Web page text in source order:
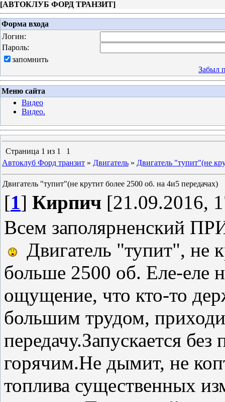
[АВТОКЛУБ ФОРД ТРАНЗИТ]
Форма входа
Логин:
Пароль:
запомнить
Забыл
Меню сайта
Видео
Видео.
Страница 1 из 1
1
Автоклуб Форд транзит » Двигатель » Двигатель "тупит"(не
Двигатель "тупит"(не крутит более 2500 об. на 4и5 передачах)
[1] Кирпич [21.09.2016,
Всем заполярненский
Двигатель "тупит", не
больше 2500 об. Еле-еле
ощущение, что кто-то
большим трудом,
передачу.Запускается
горячим.Не дымит, не
топлива существенных